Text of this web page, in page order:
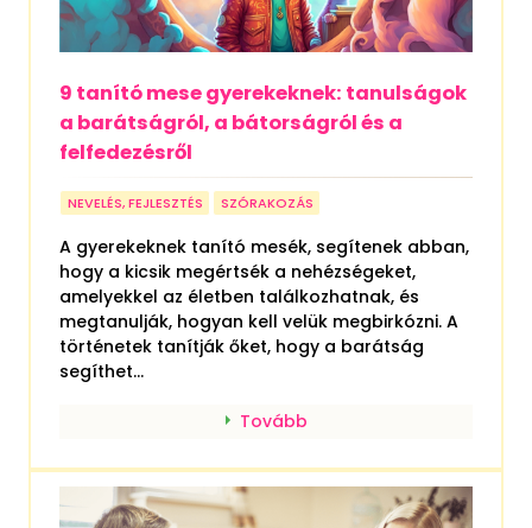
9 tanító mese gyerekeknek: tanulságok
a barátságról, a bátorságról és a
felfedezésről
NEVELÉS, FEJLESZTÉS SZÓRAKOZÁS
A gyerekeknek tanító mesék, segítenek abban,
hogy a kicsik megértsék a nehézségeket,
amelyekkel az életben találkozhatnak, és
megtanulják, hogyan kell velük megbirkózni. A
történetek tanítják őket, hogy a barátság
segíthet...
Tovább